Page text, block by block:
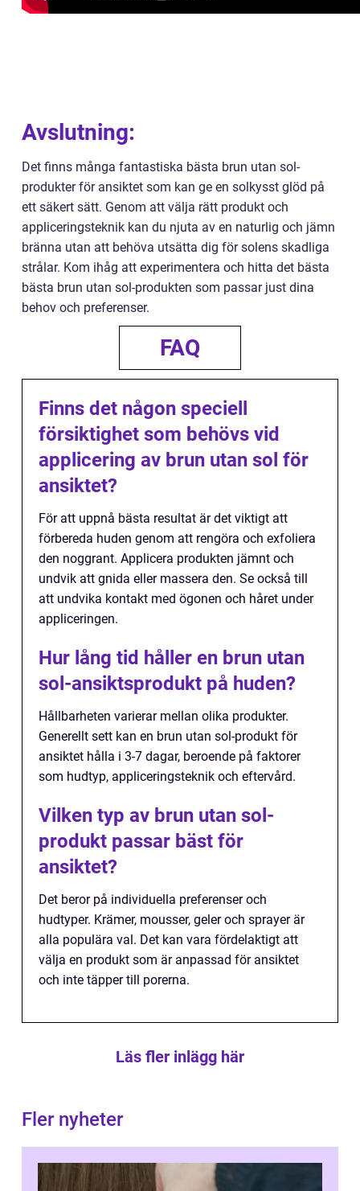
Avslutning:
Det finns många fantastiska bästa brun utan sol-
produkter för ansiktet som kan ge en solkysst glöd på
ett säkert sätt. Genom att välja rätt produkt och
appliceringsteknik kan du njuta av en naturlig och jämn
bränna utan att behöva utsätta dig för solens skadliga
strålar. Kom ihåg att experimentera och hitta det bästa
bästa brun utan sol-produkten som passar just dina
behov och preferenser.
FAQ
Finns det någon speciell
försiktighet som behövs vid
applicering av brun utan sol för
ansiktet?
För att uppnå bästa resultat är det viktigt att
förbereda huden genom att rengöra och exfoliera
den noggrant. Applicera produkten jämnt och
undvik att gnida eller massera den. Se också till
att undvika kontakt med ögonen och håret under
appliceringen.
Hur lång tid håller en brun utan
sol-ansiktsprodukt på huden?
Hållbarheten varierar mellan olika produkter.
Generellt sett kan en brun utan sol-produkt för
ansiktet hålla i 3-7 dagar, beroende på faktorer
som hudtyp, appliceringsteknik och eftervård.
Vilken typ av brun utan sol-
produkt passar bäst för
ansiktet?
Det beror på individuella preferenser och
hudtyper. Krämer, mousser, geler och sprayer är
alla populära val. Det kan vara fördelaktigt att
välja en produkt som är anpassad för ansiktet
och inte täpper till porerna.
Läs fler inlägg här
Fler nyheter